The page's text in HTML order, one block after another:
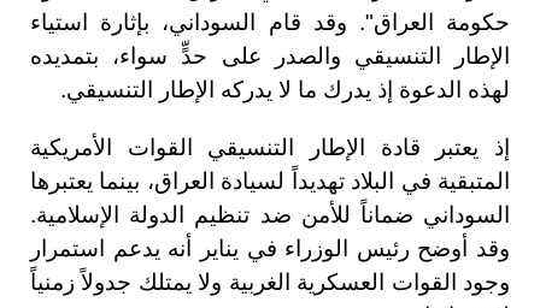
حكومة العراق". وقد قام السوداني، بإثارة استياء
الإطار التنسيقي والصدر على حدٍّ سواء، بتمديده
لهذه الدعوة إذ يدرك ما لا يدركه الإطار التنسيقي.
إذ يعتبر قادة الإطار التنسيقي القوات الأمريكية
المتبقية في البلاد تهديداً لسيادة العراق، بينما يعتبرها
السوداني ضماناً للأمن ضد تنظيم الدولة الإسلامية.
وقد أوضح رئيس الوزراء في يناير أنه يدعم استمرار
وجود القوات العسكرية الغربية ولا يمتلك جدولاً زمنياً